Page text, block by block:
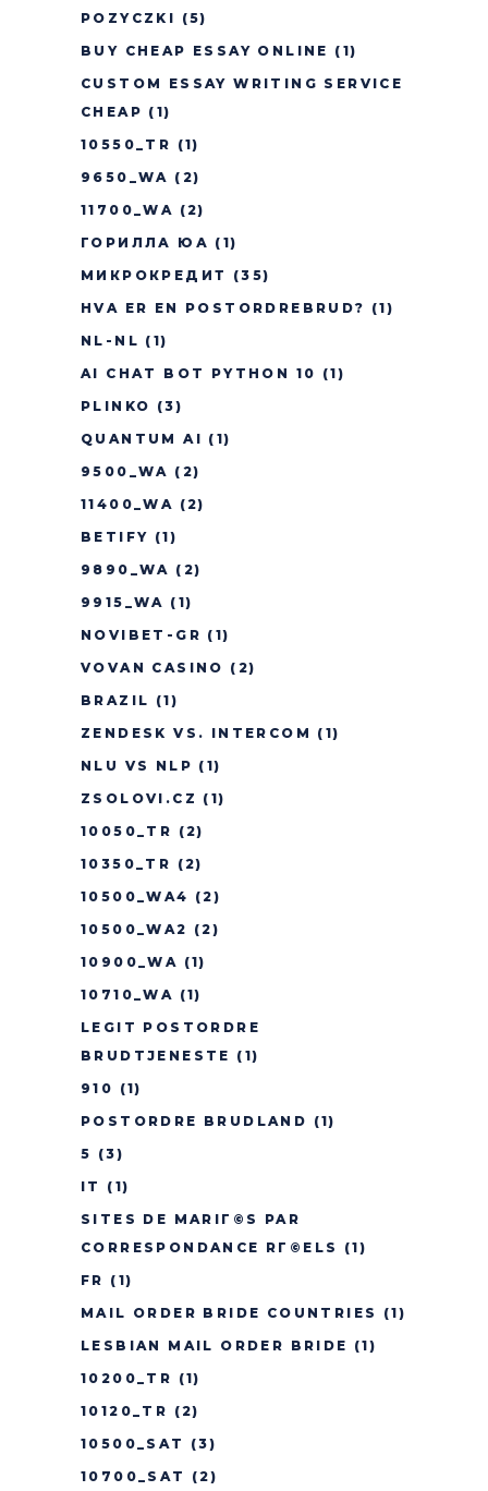
POZYCZKI (5)
BUY CHEAP ESSAY ONLINE (1)
CUSTOM ESSAY WRITING SERVICE
CHEAP (1)
10550_TR (1)
9650_WA (2)
11700_WA (2)
ГОРИЛЛА ЮА (1)
МИКРОКРЕДИТ
(35)
HVA ER EN POSTORDREBRUD? (1)
NL-NL (1)
AI CHAT BOT PYTHON 10 (1)
PLINKO (3)
QUANTUM AI (1)
9500_WA (2)
11400_WA (2)
BETIFY (1)
9890_WA (2)
9915_WA (1)
NOVIBET-GR (1)
VOVAN CASINO (2)
BRAZIL (1)
ZENDESK VS. INTERCOM (1)
NLU VS NLP (1)
ZSOLOVI.CZ (1)
10050_TR (2)
10350_TR (2)
10500_WA4 (2)
10500_WA2 (2)
10900_WA (1)
10710_WA (1)
LEGIT POSTORDRE
BRUDTJENESTE (1)
910 (1)
POSTORDRE BRUDLAND (1)
5 (3)
IT
(1)
SITES DE MARIГ©S PAR
CORRESPONDANCE RГ©ELS
(1)
FR (1)
MAIL ORDER BRIDE COUNTRIES
(1)
LESBIAN MAIL ORDER BRIDE (1)
10200_TR (1)
10120_TR (2)
10500_SAT
(3)
10700_SAT
(2)